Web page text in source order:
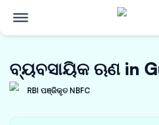
ବ୍ୟବସାୟିକ ଋଣ in
RBI ପଞ୍ଜିକୃତ NBFC